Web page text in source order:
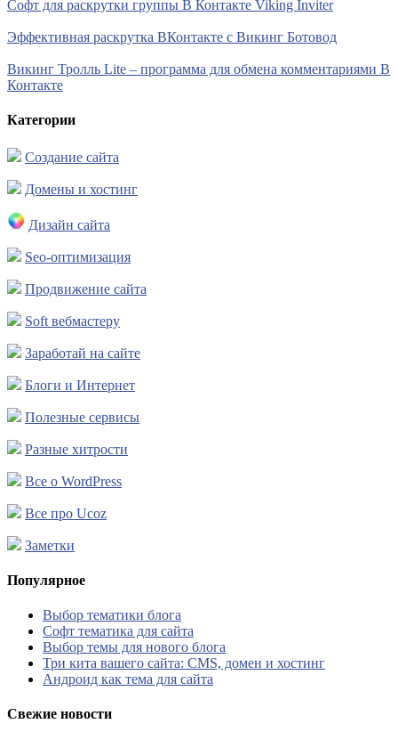
Софт для раскрутки группы В Контакте Viking Inviter
Эффективная раскрутка ВКонтакте с Викинг Ботовод
Викинг Тролль Lite – программа для обмена комментариями В
Контакте
Категории
Создание сайта
Домены и хостинг
Дизайн сайта
Seo-оптимизация
Продвижение сайта
Soft вебмастеру
Заработай на сайте
Блоги и Интернет
Полезные сервисы
Разные хитрости
Все о WordPress
Все про Ucoz
Заметки
Популярное
Выбор тематики блога
Софт тематика для сайта
Выбор темы для нового блога
Три кита вашего сайта: CMS, домен и хостинг
Андроид как тема для сайта
Свежие новости